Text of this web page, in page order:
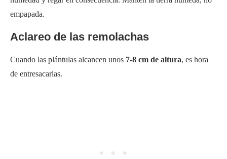
empapada.
Aclareo de las remolachas
Cuando las plántulas alcancen unos 7-8 cm de altura, es hora
de entresacarlas.